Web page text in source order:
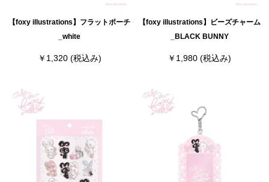
【foxy illustrations】フラットポーチ
_white
￥1,320 (税込み)
【foxy illustrations】ビーズチャーム
_BLACK BUNNY
￥1,980(税込み)